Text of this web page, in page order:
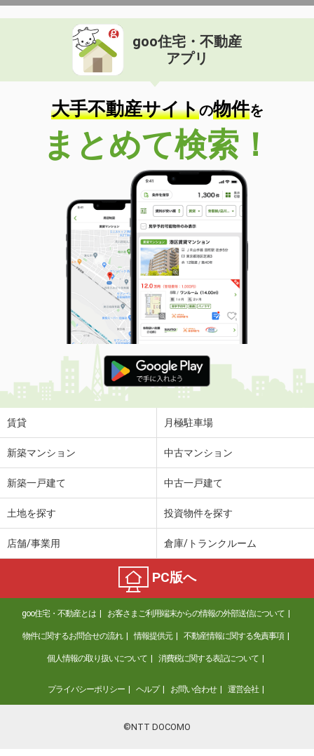
goo住宅・不動産
アプリ
大手不動産サイトの物件を
まとめて検索！
賃貸 月極駐車場
新築マンション 中古マンション
新築一戸建て 中古一戸建て
土地を探す 投資物件を探す
店舗/事業用 倉庫/トランクルーム
PC版へ
goo住宅・不動産とは お客さまご利用端末からの情報の外部送信について
物件に関するお問合せの流れ 情報提供元 不動産情報に関する免責事項
個人情報の取り扱いについて 消費税に関する表記について
プライバシーポリシー ヘルプ お問い合わせ 運営会社
©NTT DOCOMO